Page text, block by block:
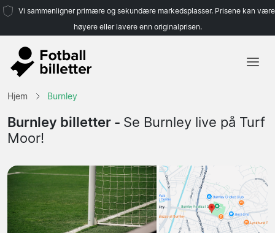
Vi sammenligner primære og sekundære markedsplasser. Prisene kan være
høyere eller lavere enn originalprisen.
Hjem Burnley
Burnley billetter - Se Burnley live på Turf
Moor!